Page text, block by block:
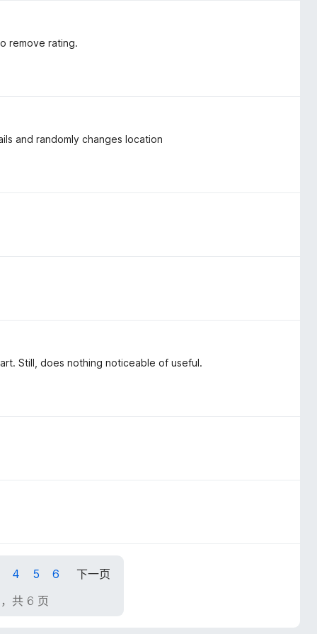
remove rating.
and randomly changes location
Still, does nothing noticeable of useful.
4 5 6
下一页
共 6 页